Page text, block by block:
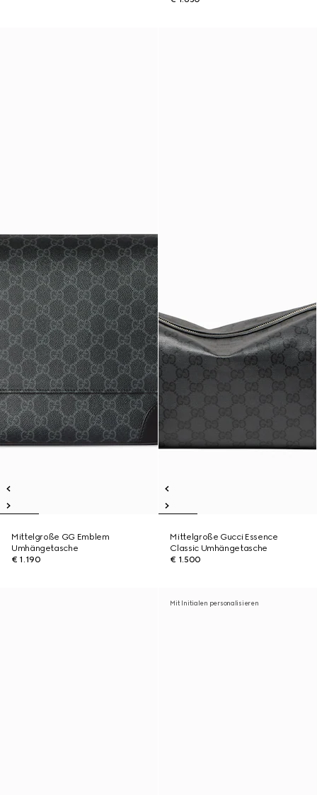
Mittelgroße GG Emblem
Umhängetasche
€ 1.190
Mittelgroße Gucci Essence
Classic Umhängetasche
€ 1.500
Mit Initialen personalisieren